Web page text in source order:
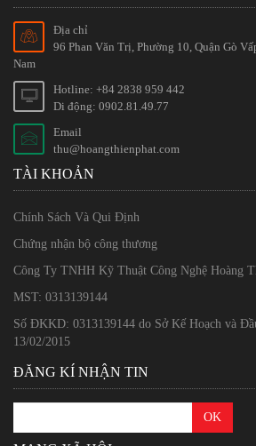
Địa chỉ
96 Phan Văn Trị, Phường 10, Quận Gò
Nam
Hotline: +84 2838 959 442
Di động: 0902.81.49.77
Email
thu@hoangthienphat.com
TÀI KHOẢN
Chính Sách Và Qui Định
Chứng nhận bộ công thương
Công Ty TNHH Kỹ Thuật Công Nghệ Hoàng
MST: 0313139144
Số ĐKKD: 0313139144 do Sở Kế Hoạch và
13/02/2015
ĐĂNG KÍ NHẬN TIN